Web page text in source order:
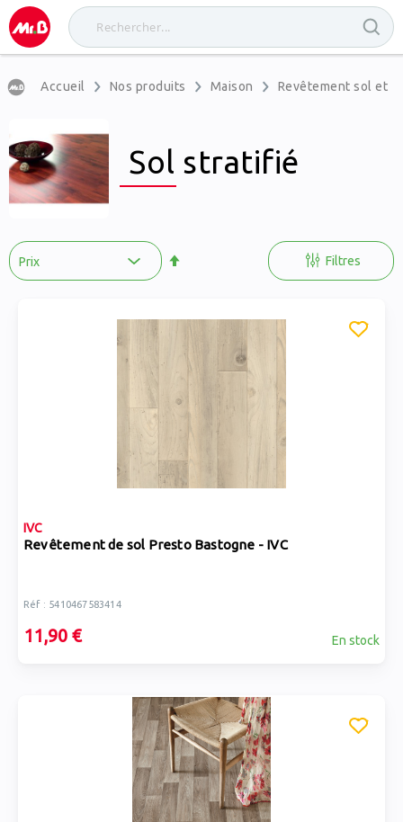
Accueil Nos produits Maison Revêtement sol et
Sol stratifié
Filtres
IVC
Revêtement de sol Presto Bastogne - IVC
Réf : 5410467583414
11,90 € En stock